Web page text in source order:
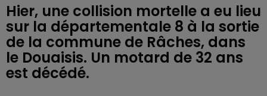
Hier, une collision mortelle a eu lieu
sur la départementale 8 à la sortie
de la commune de Râches, dans
le Douaisis. Un motard de 32 ans
est décédé.